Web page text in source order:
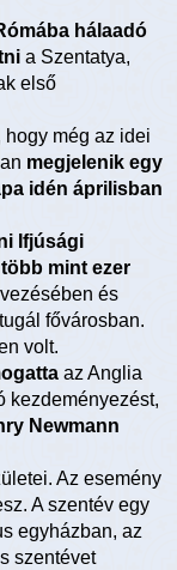
hálaadó
a Szentatya,
első
még az idei
megjelenik egy
idén áprilisban
Ifjúsági
több mint ezer
és
fővárosban.
volt.
az Anglia
kezdeményezést,
Newmann
Az esemény
A szentév egy
egyházban, az
szentévet